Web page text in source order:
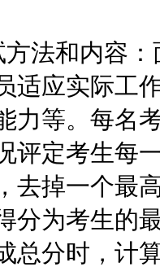
和内容：
适应实际工
力等。每名
评定考生每
去掉一个最
分为考生的
总分时，计